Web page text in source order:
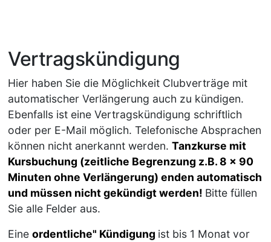
Vertragskündigung
Hier haben Sie die Möglichkeit Clubverträge mit
automatischer Verlängerung auch zu kündigen.
Ebenfalls ist eine Vertragskündigung schriftlich
oder per E-Mail möglich. Telefonische Absprachen
können nicht anerkannt werden. Tanzkurse mit
Kursbuchung (zeitliche Begrenzung z.B. 8 x 90
Minuten ohne Verlängerung) enden automatisch
und müssen nicht gekündigt werden! Bitte füllen
Sie alle Felder aus.
Eine ordentliche" Kündigung ist bis 1 Monat vor